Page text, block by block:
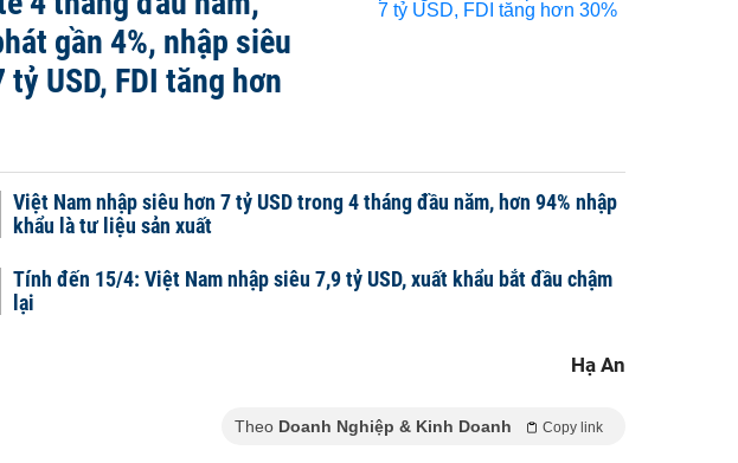
gần 4%, nhập siêu
tỷ USD, FDI tăng hơn
Việt Nam nhập siêu hơn 7 tỷ USD trong 4 tháng đầu năm, hơn 94% nhập
khẩu là tư liệu sản xuất
Tính đến 15/4: Việt Nam nhập siêu 7,9 tỷ USD, xuất khẩu bắt đầu chậm
lại
Hạ An
Theo Doanh Nghiệp & Kinh Doanh Copy link